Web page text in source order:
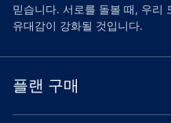
믿습니다. 서로를 돌볼 때, 우리
유대감이 강화될 것입니다.
플랜 구매